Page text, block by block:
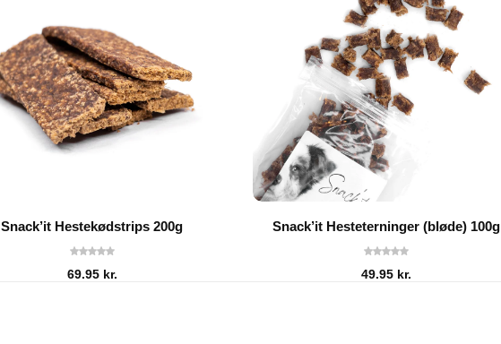
Snack’it Hestekødstrips 200g
69.95 kr.
Snack’it Hesteterninger (bløde) 100g
49.95 kr.